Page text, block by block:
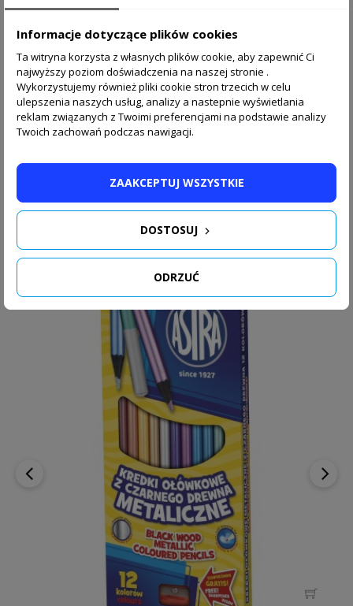
Worek szkolny na obuwie DINOZAUR Derform z T-REX
czarny dla...
14,90 zł
SPONSOROWANE, WYBRANE DLA
CIEBIE:
‹ ›
Informacje dotyczące plików cookies
Ta witryna korzysta z własnych plików cookie, aby zapewnić Ci
najwyższy poziom doświadczenia na naszej stronie .
Wykorzystujemy również pliki cookie stron trzecich w celu
ulepszenia naszych usług, analizy a nastepnie wyświetlania
reklam związanych z Twoimi preferencjami na podstawie analizy
Twoich zachowań podczas nawigacji.
ODRZUĆ
DOSTOSUJ
ZAAKCEPTUJ WSZYSTKIE